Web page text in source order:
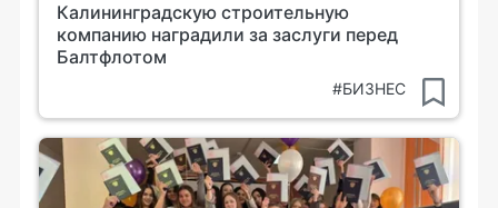
Калининградскую строительную
компанию наградили за заслуги перед
Балтфлотом
#БИЗНЕС